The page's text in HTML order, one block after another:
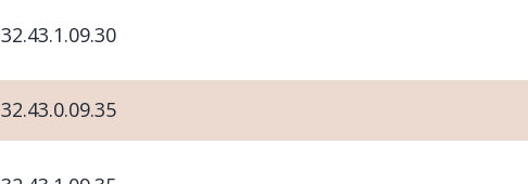
32.43.1.09.30
32.43.0.09.35